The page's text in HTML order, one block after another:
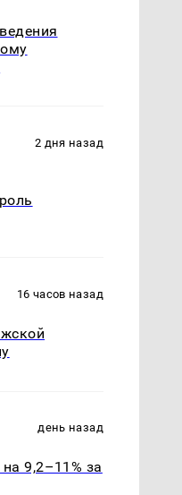
2 дня назад
16 часов назад
день назад
9,2–11% за